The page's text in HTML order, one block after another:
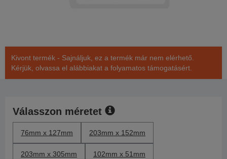
Kivont termék - Sajnáljuk, ez a termék már nem elérhető.
Kérjük, olvassa el alábbiakat a folyamatos támogatásért.
Válasszon méretet
76mm x 127mm 203mm x 152mm
203mm x 305mm 102mm x 51mm